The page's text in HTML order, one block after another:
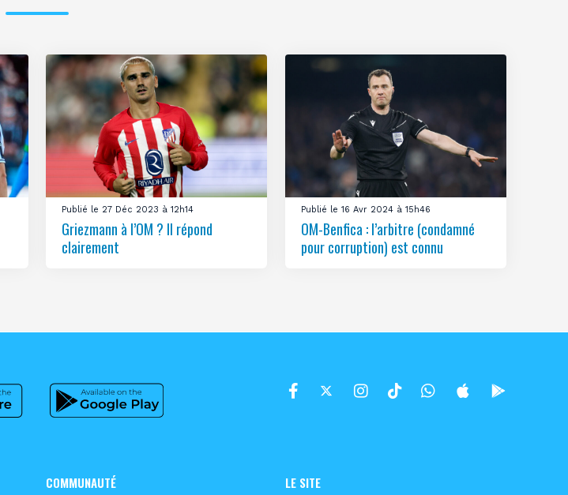
Publié le 27 Déc 2023 à 12h14
Griezmann à l’OM ? Il répond
clairement
Publié le 16 Avr 2024 à 15h46
OM-Benfica : l’arbitre (condamné
pour corruption) est connu
COMMUNAUTÉ LE SITE